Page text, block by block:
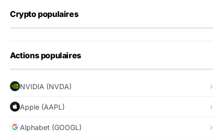
Crypto populaires
Actions populaires
NVIDIA (NVDA)
Apple (AAPL)
Alphabet (GOOGL)